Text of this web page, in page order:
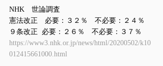
NHK　世論調査
憲法改正　必要：３２％　不必要：２４％
９条改正  必要：２６％　不必要：３７％
https://www3.nhk.or.jp/news/html/20200502/k10
012415661000.html